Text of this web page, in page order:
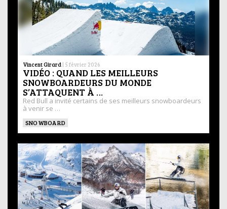
Vincent Girard | 5 février 2026
VIDÉO : QUAND LES MEILLEURS
SNOWBOARDEURS DU MONDE
S’ATTAQUENT À …
Red Bull a invité certains de ses meilleurs snowboardeurs
à venir se …
SNOWBOARD